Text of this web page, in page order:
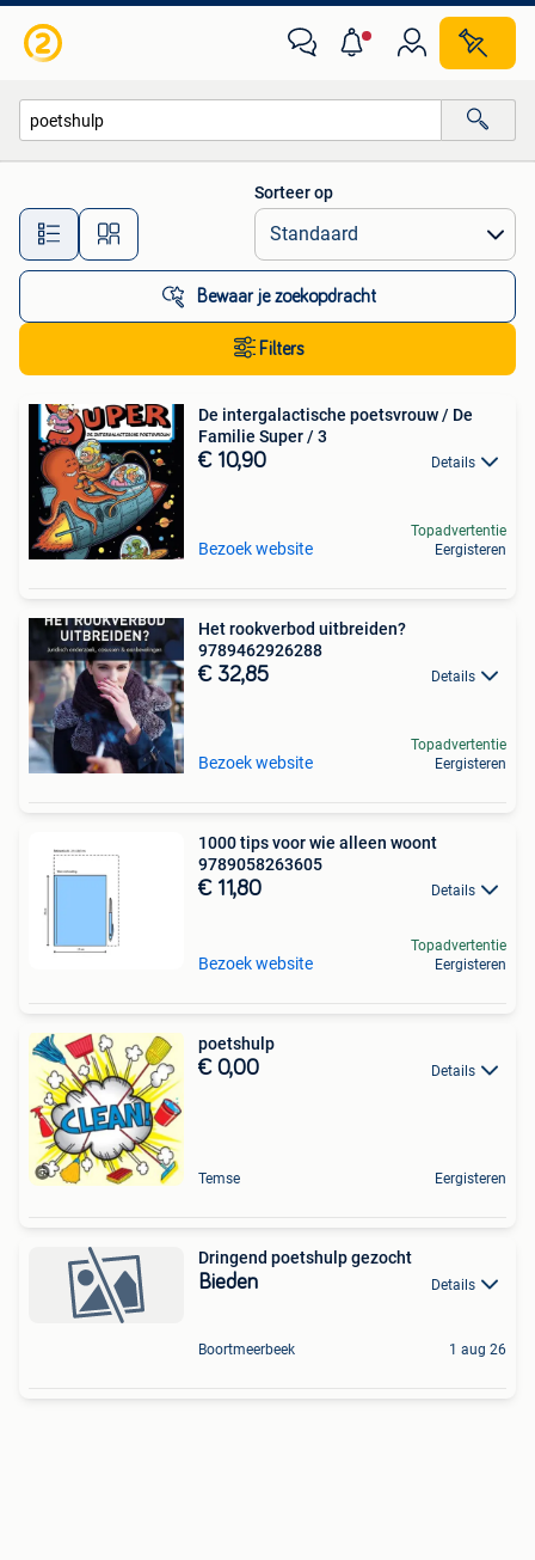
Alle afstanden…
Sorteer op
Bewaar je zoekopdracht
Filters
De intergalactische poetsvrouw / De
Familie Super / 3
€ 10,90 Details
Bezoek website
Topadvertentie
Eergisteren
Het rookverbod uitbreiden?
9789462926288
€ 32,85 Details
Bezoek website
Topadvertentie
Eergisteren
1000 tips voor wie alleen woont
9789058263605
€ 11,80 Details
Bezoek website
Topadvertentie
Eergisteren
poetshulp
€ 0,00 Details
Temse Eergisteren
Dringend poetshulp gezocht
Bieden Details
Boortmeerbeek 1 aug 26